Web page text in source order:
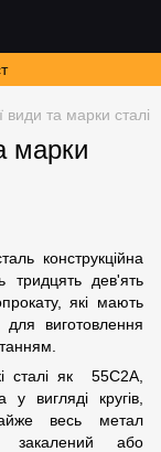
види та марки сталі
марки
конструкційна
тридцять дев'ять
які мають
для виготовлення
сталі як 55С2А,
вигляді кругів,
весь метал
або